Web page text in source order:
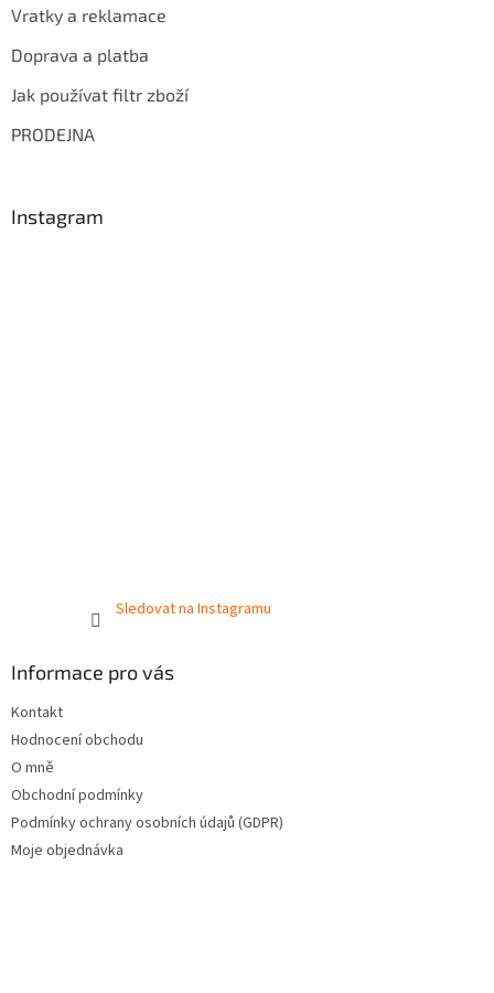
Vratky a reklamace
Doprava a platba
Jak používat filtr zboží
PRODEJNA
Instagram
Sledovat na Instagramu
Informace pro vás
Kontakt
Hodnocení obchodu
O mně
Obchodní podmínky
Podmínky ochrany osobních údajů (GDPR)
Moje objednávka